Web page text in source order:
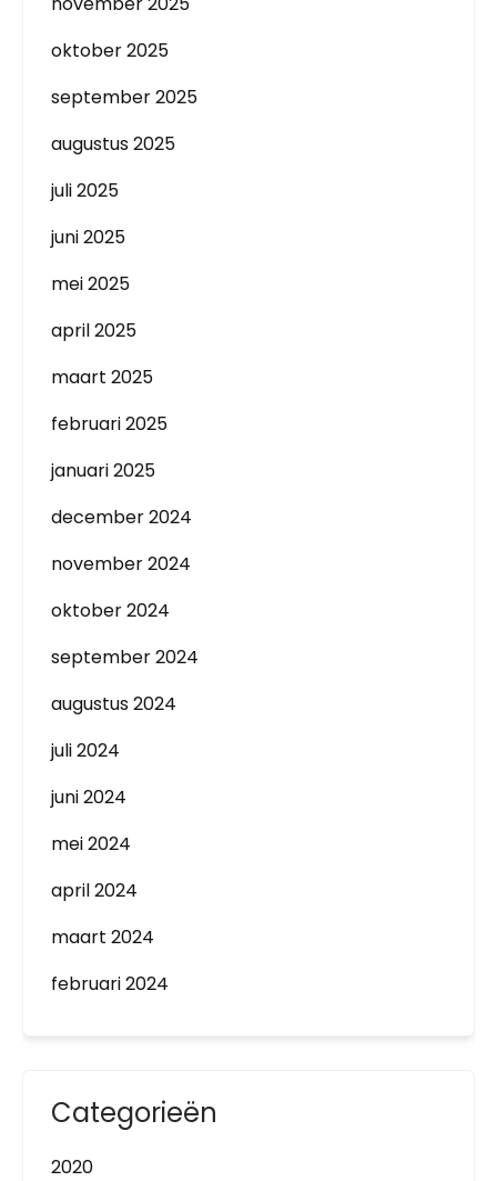
oktober 2025
september 2025
augustus 2025
juli 2025
juni 2025
mei 2025
april 2025
maart 2025
februari 2025
januari 2025
december 2024
november 2024
oktober 2024
september 2024
augustus 2024
juli 2024
juni 2024
mei 2024
april 2024
maart 2024
februari 2024
Categorieën
2020